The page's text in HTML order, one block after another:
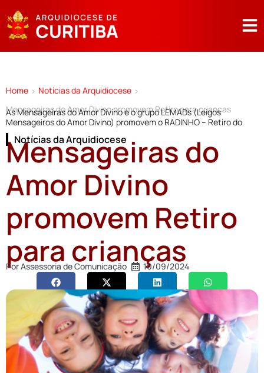
Home > Notícias da Arquidiocese >
Mensageiras do Amor Divino promovem Retiro para crianças
As Mensageiras do Amor Divino e o grupo LEMADs (Leigos
Mensageiros do Amor Divino) promovem o RADINHO – Retiro do
Notícias da Arquidiocese
Mensageiras do
Amor Divino
promovem Retiro
para crianças
PorAssessoria de Comunicação 10/09/2024